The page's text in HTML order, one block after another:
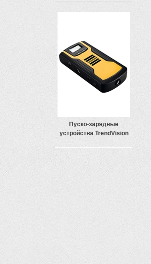
Пуско-зарядные
устройства TrendVision